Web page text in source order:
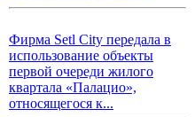
Фирма Setl City передала в
использование объекты
первой очереди жилого
квартала «Палацио»,
относящегося к...